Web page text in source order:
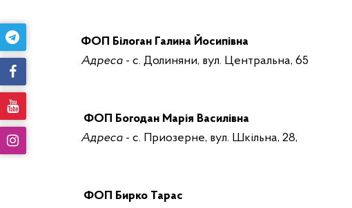
ФОП Білоган Галина Йосипівна
Адреса - с. Долиняни, вул. Центральна, 65
ФОП Богодан Марія Василівна
Адреса - с. Приозерне, вул. Шкільна, 28,
ФОП Бирко Тарас